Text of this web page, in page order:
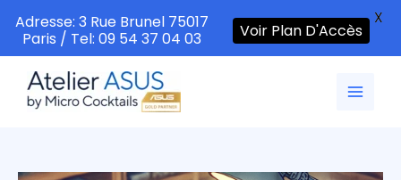
contenu
Adresse: 3 Rue Brunel 75017
Paris / Tel: 09 54 37 04 03
Voir Plan D'Accès
X